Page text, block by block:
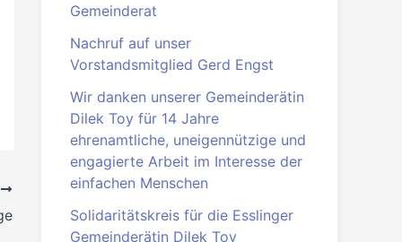
Gemeinderat
Nachruf auf unser
Vorstandsmitglied Gerd Engst
Wir danken unserer Gemeinderätin
Dilek Toy für 14 Jahre
ehrenamtliche, uneigennützige und
engagierte Arbeit im Interesse der
einfachen Menschen
Solidaritätskreis für die Esslinger
Gemeinderätin Dilek Toy